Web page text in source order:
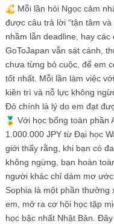
Mỗi lần hỏi Ngọc cảm
được câu trả lời “tận tâm và
nhầm lẫn deadline, hay
GoToJapan vẫn sát cánh,
chưa từng bỏ cuộc, để em
tốt nhất. Mỗi lần làm việc
kiên trì và nỗ lực không
Đó chính là lý do em đạt
Với học bổng toàn phần
1.000.000 JPY từ Đại học
giới thấy rằng, khi bạn có
không ngừng, bạn hoàn
người khác chỉ dám mơ
Sophia là một phần
em, mở ra cơ hội học tập
học bậc nhất Nhật Bản.